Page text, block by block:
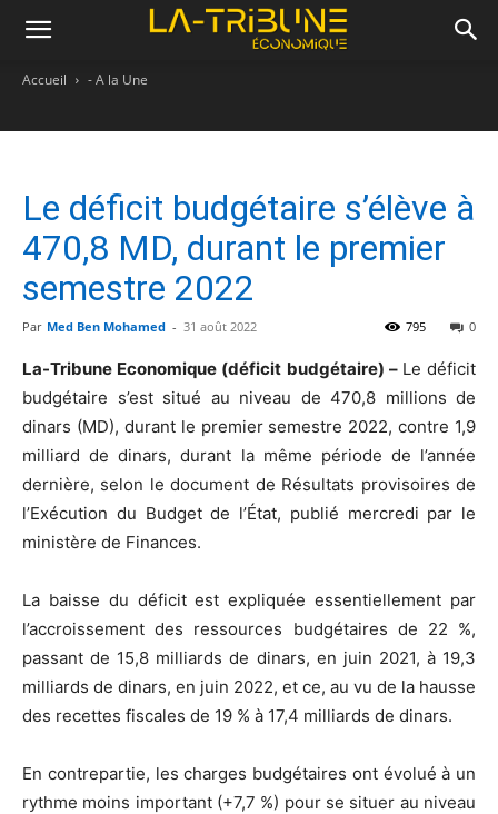
Accueil - A la Une
Le déficit budgétaire s’élève à
470,8 MD, durant le premier
semestre 2022
Par Med Ben Mohamed - 31 août 2022 0
795
La-Tribune Economique (déficit budgétaire) – Le déficit
budgétaire s’est situé au niveau de 470,8 millions de
dinars (MD), durant le premier semestre 2022, contre 1,9
milliard de dinars, durant la même période de l’année
dernière, selon le document de Résultats provisoires de
l’Exécution du Budget de l’État, publié mercredi par le
ministère de Finances.
La baisse du déficit est expliquée essentiellement par
l’accroissement des ressources budgétaires de 22 %,
passant de 15,8 milliards de dinars, en juin 2021, à 19,3
milliards de dinars, en juin 2022, et ce, au vu de la hausse
des recettes fiscales de 19 % à 17,4 milliards de dinars.
En contrepartie, les charges budgétaires ont évolué à un
rythme moins important (+7,7 %) pour se situer au niveau